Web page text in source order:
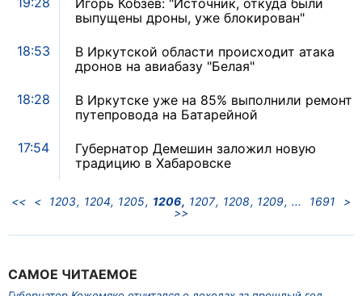
САМОЕ ЧИТАЕМОЕ
Игорь Кобзев: "Источник, откуда были
выпущены дроны, уже блокирован"
18:53
В Иркутской области происходит атака
дронов на авиабазу "Белая"
18:28
В Иркутске уже на 85% выполнили ремонт
путепровода на Батарейной
17:54
Губернатор Демешин заложил новую
традицию в Хабаровске
<< < 1203 1204 1205 1206 1207 1208 1209 1691
>
>>